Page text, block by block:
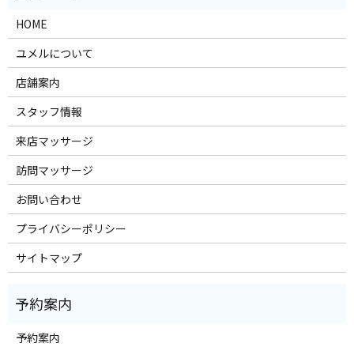
HOME
ユメルについて
店舗案内
スタッフ情報
来店マッサージ
訪問マッサージ
お問い合わせ
プライバシーポリシー
サイトマップ
予約案内
予約案内